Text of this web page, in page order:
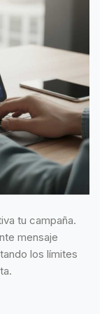
tu campaña.
mensaje
los límites